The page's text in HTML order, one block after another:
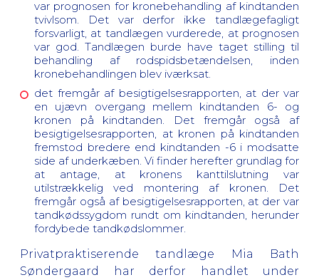
var prognosen for kronebehandling af kindtanden
tvivlsom. Det var derfor ikke tandlægefagligt
forsvarligt, at tandlægen vurderede, at prognosen
var god. Tandlægen burde have taget stilling til
behandling af rodspidsbetændelsen, inden
kronebehandlingen blev iværksat.
det fremgår af besigtigelsesrapporten, at der var
en ujævn overgang mellem kindtanden 6- og
kronen på kindtanden. Det fremgår også af
besigtigelsesrapporten, at kronen på kindtanden
fremstod bredere end kindtanden -6 i modsatte
side af underkæben. Vi finder herefter grundlag for
at antage, at kronens kanttilslutning var
utilstrækkelig ved montering af kronen. Det
fremgår også af besigtigelsesrapporten, at der var
tandkødssygdom rundt om kindtanden, herunder
fordybede tandkødslommer.
Privatpraktiserende tandlæge Mia Bath
Søndergaard har derfor handlet under